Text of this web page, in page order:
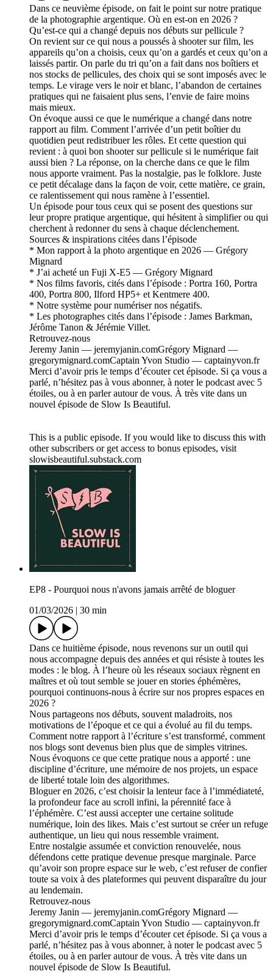
Dans ce neuvième épisode, on fait le point sur notre pratique
de la photographie argentique. Où en est-on en 2026 ?
Qu’est-ce qui a changé depuis nos débuts sur pellicule ?
On revient sur ce qui nous a poussés à shooter sur film, les
appareils qu’on a choisis, ceux qu’on a gardés et ceux qu’on a
laissés partir. On parle du tri qu’on a fait dans nos boîtiers et
nos stocks de pellicules, des choix qui se sont imposés avec le
temps. Le virage vers le noir et blanc, l’abandon de certaines
pratiques qui ne faisaient plus sens, l’envie de faire moins
mais mieux.
On évoque aussi ce que le numérique a changé dans notre
rapport au film. Comment l’arrivée d’un petit boîtier du
quotidien peut redistribuer les rôles. Et cette question qui
revient : à quoi bon shooter sur pellicule si le numérique fait
aussi bien ? La réponse, on la cherche dans ce que le film
nous apporte vraiment. Pas la nostalgie, pas le folklore. Juste
ce petit décalage dans la façon de voir, cette matière, ce grain,
ce ralentissement qui nous ramène à l’essentiel.
Un épisode pour tous ceux qui se posent des questions sur
leur propre pratique argentique, qui hésitent à simplifier ou qui
cherchent à redonner du sens à chaque déclenchement.
Sources & inspirations citées dans l’épisode
* Mon rapport à la photo argentique en 2026 — Grégory
Mignard
* J’ai acheté un Fuji X-E5 — Grégory Mignard
* Nos films favoris, cités dans l’épisode : Portra 160, Portra
400, Portra 800, Ilford HP5+ et Kentmere 400.
* Notre système pour numériser nos négatifs.
* Les photographes cités dans l’épisode : James Barkman,
Jérôme Tanon & Jérémie Villet.
Retrouvez-nous
Jeremy Janin — jeremyjanin.comGrégory Mignard —
gregorymignard.comCaptain Yvon Studio — captainyvon.fr
Merci d’avoir pris le temps d’écouter cet épisode. Si ça vous a
parlé, n’hésitez pas à vous abonner, à noter le podcast avec 5
étoiles, ou à en parler autour de vous. À très vite dans un
nouvel épisode de Slow Is Beautiful.
This is a public episode. If you would like to discuss this with
other subscribers or get access to bonus episodes, visit
slowisbeautiful.substack.com
EP8 - Pourquoi nous n'avons jamais arrêté de bloguer
01/03/2026
30 min
Dans ce huitième épisode, nous revenons sur un outil qui
nous accompagne depuis des années et qui résiste à toutes les
modes : le blog. À l’heure où les réseaux sociaux règnent en
maîtres et où tout semble se jouer en stories éphémères,
pourquoi continuons-nous à écrire sur nos propres espaces en
2026 ?
Nous partageons nos débuts, souvent maladroits, nos
motivations de l’époque et ce qui a évolué au fil du temps.
Comment notre rapport à l’écriture s’est transformé, comment
nos blogs sont devenus bien plus que de simples vitrines.
Nous évoquons ce que cette pratique nous a apporté : une
discipline d’écriture, une mémoire de nos projets, un espace
de liberté totale loin des algorithmes.
Bloguer en 2026, c’est choisir la lenteur face à l’immédiateté,
la profondeur face au scroll infini, la pérennité face à
l’éphémère. C’est aussi accepter une certaine solitude
numérique, loin des likes. Mais c’est surtout se créer un refuge
authentique, un lieu qui nous ressemble vraiment.
Entre nostalgie assumée et conviction renouvelée, nous
défendons cette pratique devenue presque marginale. Parce
qu’avoir son propre espace sur le web, c’est refuser de confier
toute sa voix à des plateformes qui peuvent disparaître du jour
au lendemain.
Retrouvez-nous
Jeremy Janin — jeremyjanin.comGrégory Mignard —
gregorymignard.comCaptain Yvon Studio — captainyvon.fr
Merci d’avoir pris le temps d’écouter cet épisode. Si ça vous a
parlé, n’hésitez pas à vous abonner, à noter le podcast avec 5
étoiles, ou à en parler autour de vous. À très vite dans un
nouvel épisode de Slow Is Beautiful.